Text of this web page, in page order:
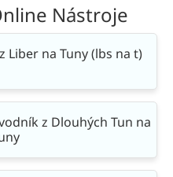
Nástroje
Liber na Tuny (lbs na t)
z Dlouhých Tun na